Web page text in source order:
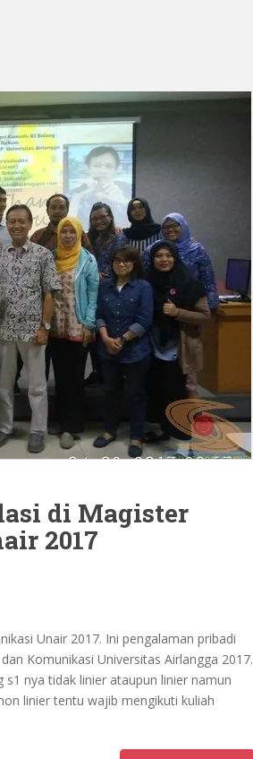
di Magister
2017
Unair 2017. Ini pengalaman pribadi
Komunikasi Universitas Airlangga 2017.
nya tidak linier ataupun linier namun
linier tentu wajib mengikuti kuliah